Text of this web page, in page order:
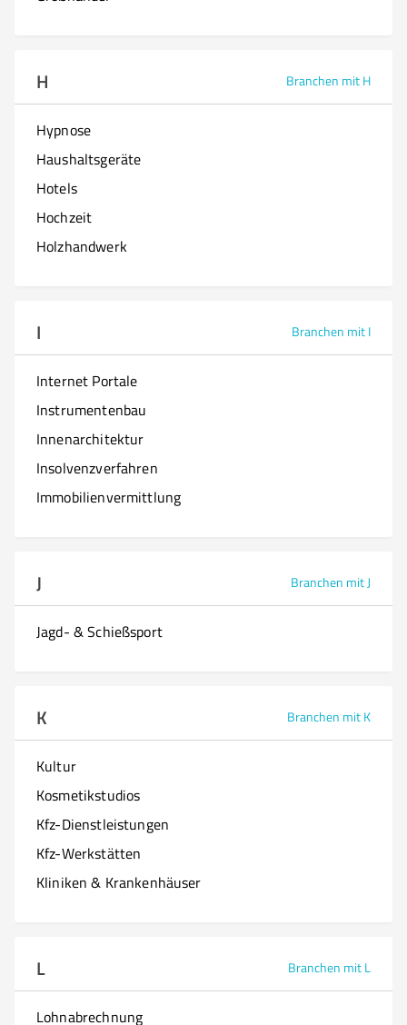
H Branchen mit H
Hypnose
Haushaltsgeräte
Hotels
Hochzeit
Holzhandwerk
I Branchen mit I
Internet Portale
Instrumentenbau
Innenarchitektur
Insolvenzverfahren
Immobilienvermittlung
J Branchen mit J
Jagd- & Schießsport
K Branchen mit K
Kultur
Kosmetikstudios
Kfz-Dienstleistungen
Kfz-Werkstätten
Kliniken & Krankenhäuser
L Branchen mit L
Lohnabrechnung